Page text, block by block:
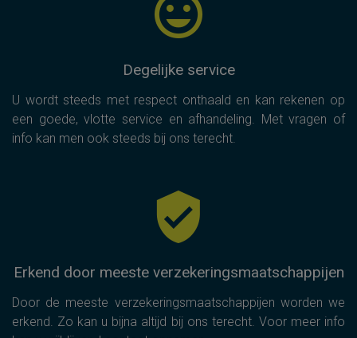
Degelijke service
U wordt steeds met respect onthaald en kan rekenen op
een goede, vlotte service en afhandeling. Met vragen of
info kan men ook steeds bij ons terecht.
Erkend door meeste verzekeringsmaatschappijen
Door de meeste verzekeringsmaatschappijen worden we
erkend. Zo kan u bijna altijd bij ons terecht. Voor meer info